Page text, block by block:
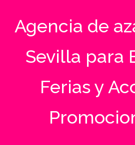
Agencia de
Sevilla para
Ferias y